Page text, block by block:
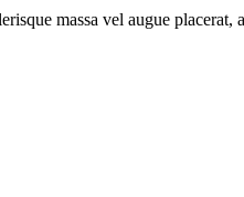
massa vel augue placerat,